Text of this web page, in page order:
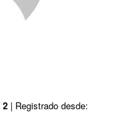
2 | Registrado desde: